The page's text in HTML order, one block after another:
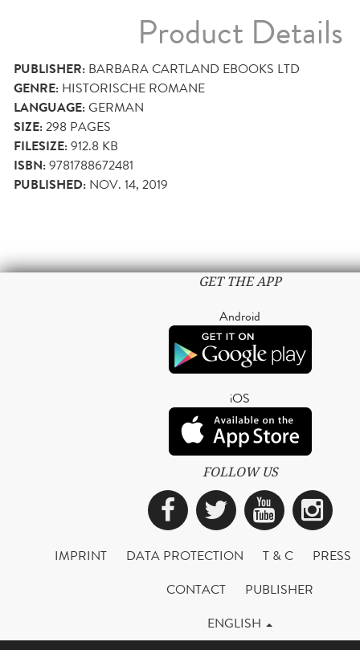
Product Details
PUBLISHER: BARBARA CARTLAND EBOOKS LTD
GENRE: HISTORISCHE ROMANE
LANGUAGE:GERMAN
SIZE:298 PAGES
FILESIZE:912.8 KB
ISBN:9781788672481
PUBLISHED: NOV. 14, 2019
GET THE APP
Android
iOS
FOLLOW US
Facebook
Twitter
IMPRINT DATA PROTECTION T & C
PRESS
CONTACT
PUBLISHER
ENGLISH